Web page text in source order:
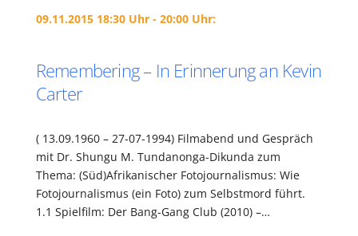
09.11.2015 18:30 Uhr - 20:00 Uhr:
Remembering – In Erinnerung an Kevin
Carter
( 13.09.1960 – 27-07-1994) Filmabend und Gespräch
mit Dr. Shungu M. Tundanonga-Dikunda zum
Thema: (Süd)Afrikanischer Fotojournalismus: Wie
Fotojournalismus (ein Foto) zum Selbstmord führt.
1.1 Spielfilm: Der Bang-Gang Club (2010) –…